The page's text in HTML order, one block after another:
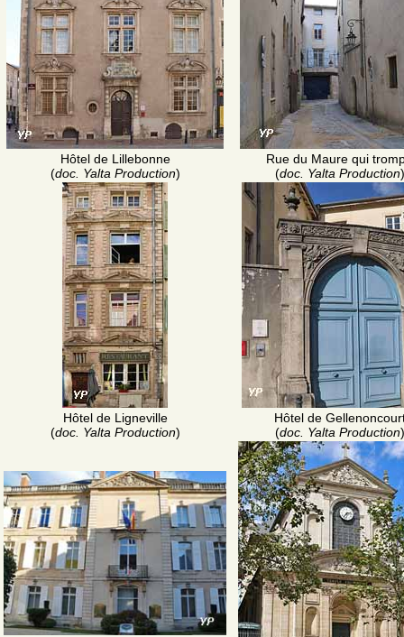
Hôtel de Lillebonne
(doc. Yalta Production)
Rue du Maure qui
(doc. Yalta Production)
Hôtel de Ligneville
(doc. Yalta Production)
Hôtel de
(doc. Yalta Production)